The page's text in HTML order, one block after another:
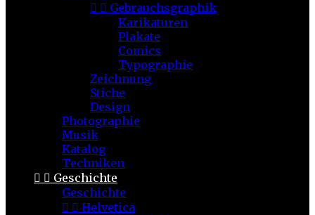
  Gebrauchsgraphik
Karikaturen
Plakate
Comics
Typographie
Zeichnung
Stiche
Design
Photographie
Musik
Katalog
Techniken
  Geschichte
Geschichte
  Helvetica